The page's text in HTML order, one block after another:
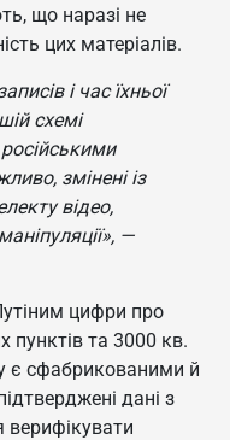
що наразі не
цих матеріалів.
і час їхньої
схемі
змінені із
відео,
—
цифри про
пунктів та 3000 кв.
є сфабрикованими й
дані з